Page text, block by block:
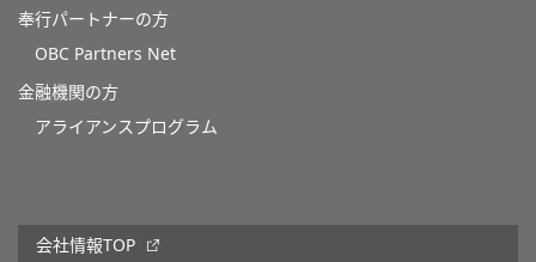
奉行パートナーの方
OBC Partners Net
金融機関の方
アライアンスプログラム
会社情報TOP